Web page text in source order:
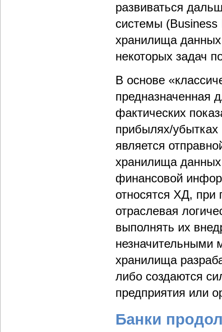
развиваться
системы (Business
хранилища
некоторых задач
В основе
предназначенная
фактических
прибылях/
является
хранилища
финансовой
относятся ХД, при
отраслевая
выполнять их
незначительными
хранилища
либо создаются
предприятия или
Банки